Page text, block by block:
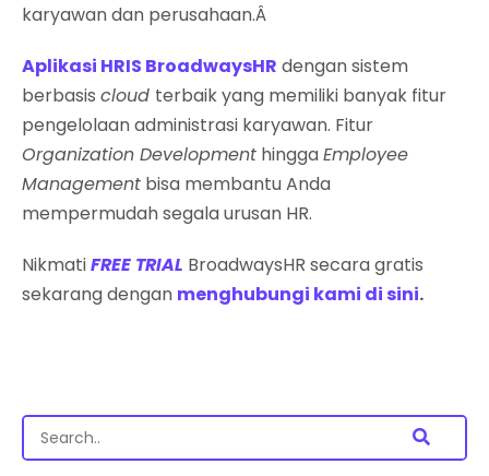
karyawan dan perusahaan.Â
Aplikasi HRIS BroadwaysHR dengan sistem
berbasis cloud terbaik yang memiliki banyak fitur
pengelolaan administrasi karyawan. Fitur
Organization Development hinggaEmployee
Management bisa membantu Anda
mempermudah segala urusan HR.
NikmatiFREE TRIAL BroadwaysHR secara gratis
sekarang dengan menghubungi kami di sini.